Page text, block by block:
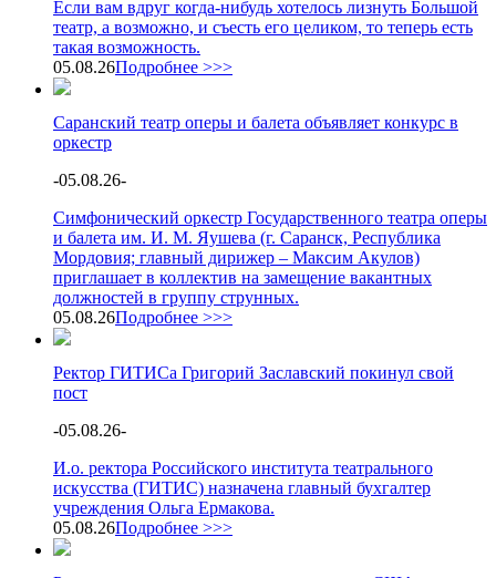
Если вам вдруг когда-нибудь хотелось лизнуть Большой
театр, а возможно, и съесть его целиком, то теперь есть
такая возможность.
05.08.26Подробнее >>>
Саранский театр оперы и балета объявляет конкурс в
оркестр
-05.08.26-
Симфонический оркестр Государственного театра оперы
и балета им. И. М. Яушева (г. Саранск, Республика
Мордовия; главный дирижер – Максим Акулов)
приглашает в коллектив на замещение вакантных
должностей в группу струнных.
05.08.26Подробнее >>>
Ректор ГИТИСа Григорий Заславский покинул свой
пост
-05.08.26-
И.о. ректора Российского института театрального
искусства (ГИТИС) назначена главный бухгалтер
учреждения Ольга Ермакова.
05.08.26Подробнее >>>